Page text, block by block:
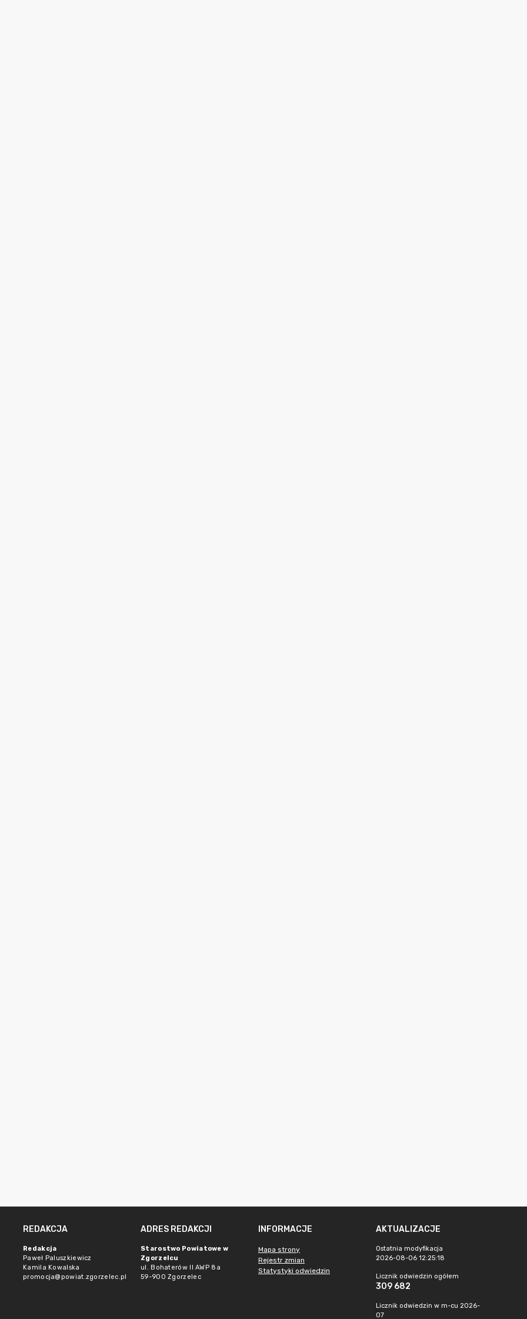
REDAKCJA
Redakcja
Paweł Paluszkiewicz
Kamila Kowalska
promocja@powiat.zgorzelec.pl
ADRES REDAKCJI
Starostwo Powiatowe w
Zgorzelcu
ul. Bohaterów II AWP 8a
59-900 Zgorzelec
INFORMACJE
Mapa strony
Rejestr zmian
Statystyki odwiedzin
AKTUALIZACJE
Ostatnia modyfikacja
2026-08-06 12:25:18
Licznik odwiedzin ogółem
309 682
Licznik odwiedzin w m-cu 2026-
07